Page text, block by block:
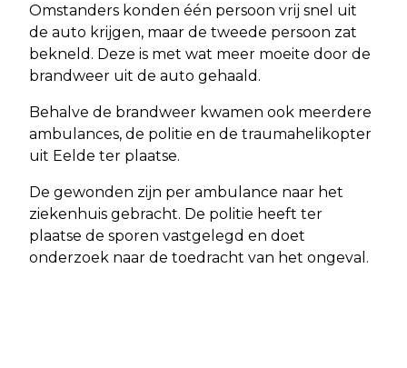
Omstanders konden één persoon vrij snel uit
de auto krijgen, maar de tweede persoon zat
bekneld. Deze is met wat meer moeite door de
brandweer uit de auto gehaald.
Behalve de brandweer kwamen ook meerdere
ambulances, de politie en de traumahelikopter
uit Eelde ter plaatse.
De gewonden zijn per ambulance naar het
ziekenhuis gebracht. De politie heeft ter
plaatse de sporen vastgelegd en doet
onderzoek naar de toedracht van het ongeval.